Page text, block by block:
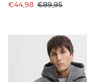
Aanbiedingsprijs
€44,98 Prijs
€89,95